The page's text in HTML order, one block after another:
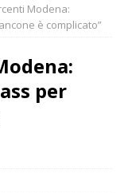
Modena:
è complicato”
per